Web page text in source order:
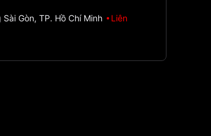
Gòn, TP. Hồ Chí Minh
Liên